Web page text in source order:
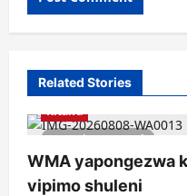
Related Stories
3 minutes read
Kitaifa
WMA yapongezwa
vipimo shuleni